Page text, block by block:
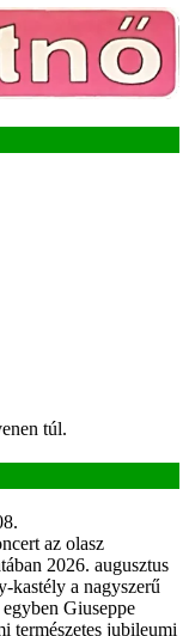
túl.
az olasz
2026. augusztus
kastély a nagyszerű
Giuseppe
természetes jubileumi